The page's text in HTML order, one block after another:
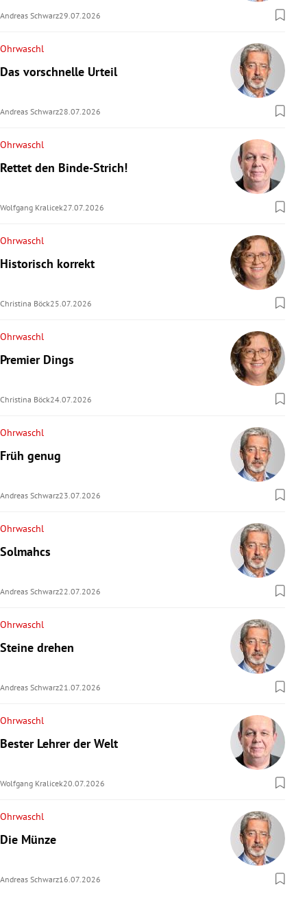
Andreas Schwarz29.07.2026
Ohrwaschl
Das vorschnelle Urteil
Andreas Schwarz28.07.2026
Ohrwaschl
Rettet den Binde-Strich!
Wolfgang Kralicek27.07.2026
Ohrwaschl
Historisch korrekt
Christina Böck25.07.2026
Ohrwaschl
Premier Dings
Christina Böck24.07.2026
Ohrwaschl
Früh genug
Andreas Schwarz23.07.2026
Ohrwaschl
Solmahcs
Andreas Schwarz22.07.2026
Ohrwaschl
Steine drehen
Andreas Schwarz21.07.2026
Ohrwaschl
Bester Lehrer der Welt
Wolfgang Kralicek20.07.2026
Ohrwaschl
Die Münze
Andreas Schwarz16.07.2026